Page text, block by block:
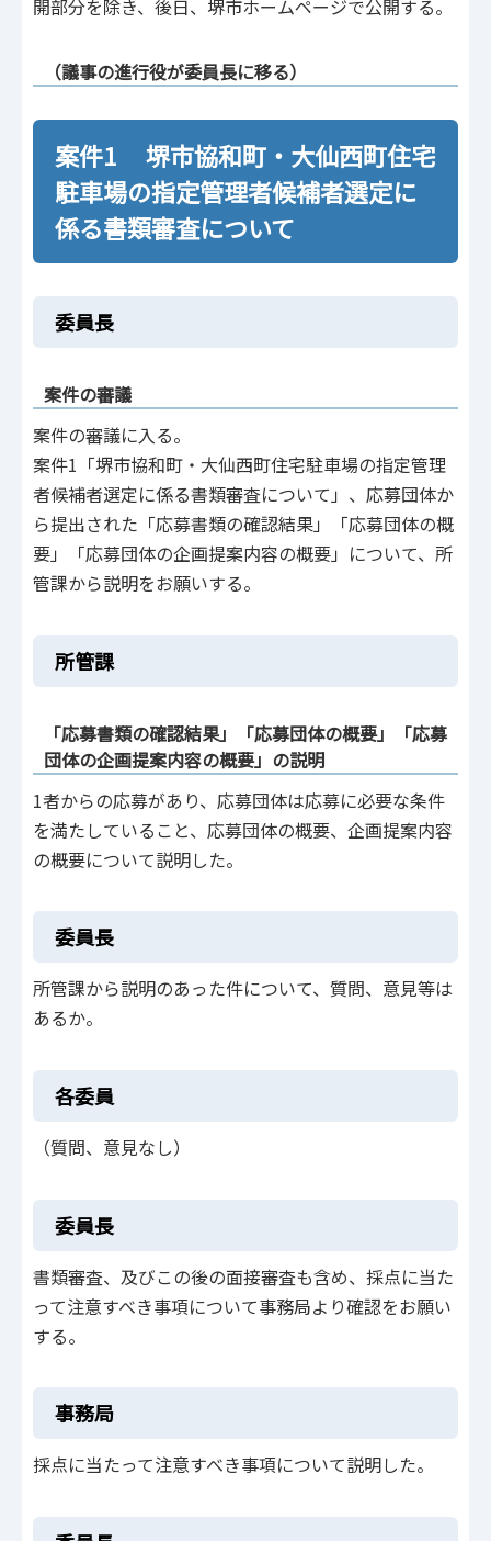
開部分を除き、後日、堺市ホームページで公開する。
（議事の進行役が委員長に移る）
案件1 堺市協和町・大仙西町住宅
駐車場の指定管理者候補者選定に
係る書類審査について
委員長
案件の審議
案件の審議に入る。
案件1「堺市協和町・大仙西町住宅駐車場の指定管理
者候補者選定に係る書類審査について」、応募団体か
ら提出された「応募書類の確認結果」「応募団体の概
要」「応募団体の企画提案内容の概要」について、所
管課から説明をお願いする。
所管課
「応募書類の確認結果」「応募団体の概要」「応募
団体の企画提案内容の概要」の説明
1者からの応募があり、応募団体は応募に必要な条件
を満たしていること、応募団体の概要、企画提案内容
の概要について説明した。
委員長
所管課から説明のあった件について、質問、意見等は
あるか。
各委員
（質問、意見なし）
委員長
書類審査、及びこの後の面接審査も含め、採点に当た
って注意すべき事項について事務局より確認をお願い
する。
事務局
採点に当たって注意すべき事項について説明した。